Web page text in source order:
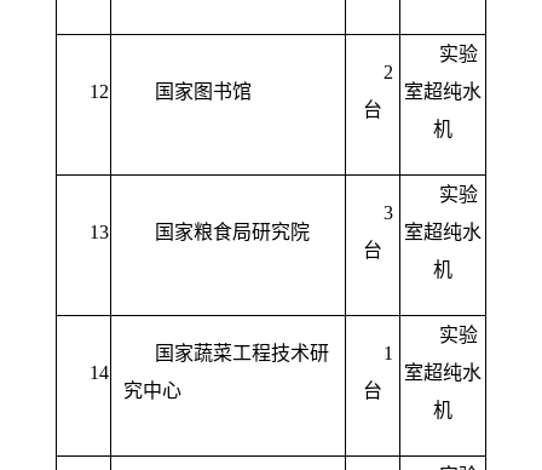
12 国家图书馆
2
台
实验
室超纯水
机
13 国家粮食局研究院
3
台
实验
室超纯水
机
14
国家蔬菜工程技术研
究中心
1
台
实验
室超纯水
机